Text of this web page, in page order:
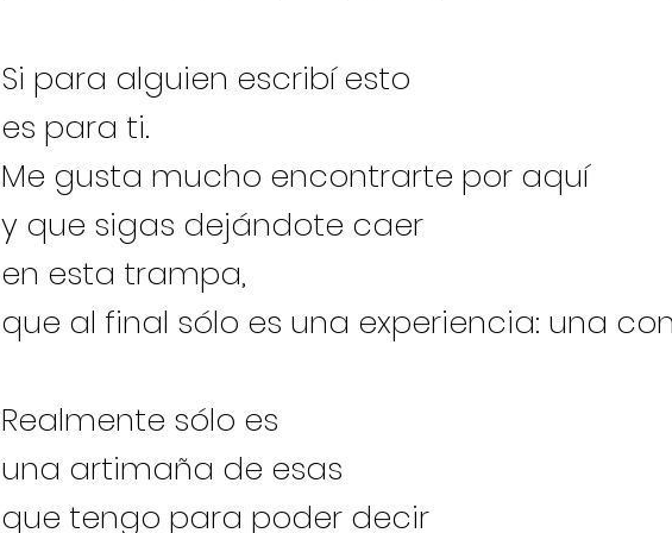
Si para alguien escribí esto
es para ti.
Me gusta mucho encontrarte por aquí
y que sigas dejándote caer
en esta trampa,
que al final sólo es una experiencia: una
Realmente sólo es
una artimaña de esas
que tengo para poder decir